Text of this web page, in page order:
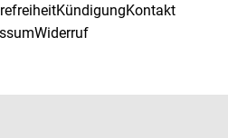
KündigungKontakt
Widerruf